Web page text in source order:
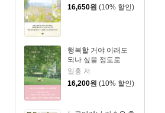
16,650원 (10% 할인)
행복할 거야 이래도
되나 싶을 정도로
일홍 저
16,200원 (10% 할인)